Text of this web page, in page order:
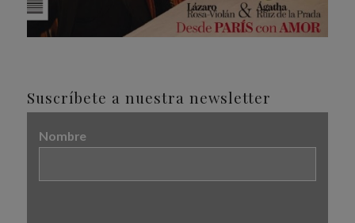
Suscríbete a nuestra newsletter
Nombre